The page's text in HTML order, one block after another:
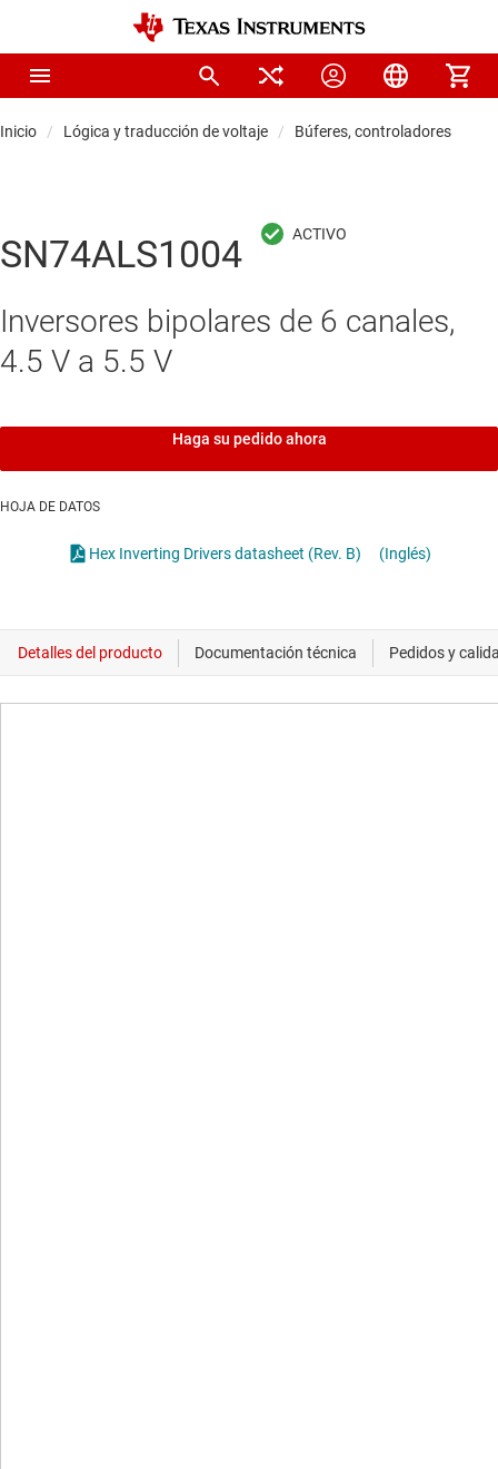
Inicio Lógica y traducción de voltaje Búferes, controladores y
SN74ALS1004
Inversores bipolares de 6 canales,
4.5 V a 5.5 V
Haga su pedido ahora
HOJA DE DATOS
Hex Inverting Drivers datasheet (Rev. B) (Inglés)